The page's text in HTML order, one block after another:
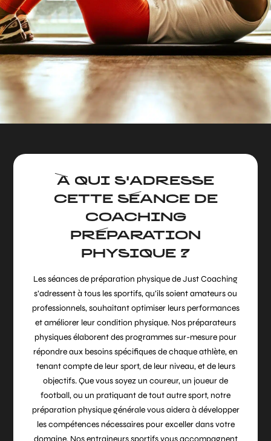
À QUI S'ADRESSE
CETTE SÉANCE DE
COACHING
PRÉPARATION
PHYSIQUE ?
Les séances de préparation physique de Just Coaching
s’adressent à tous les sportifs, qu’ils soient amateurs ou
professionnels, souhaitant optimiser leurs performances
et améliorer leur condition physique. Nos préparateurs
physiques élaborent des programmes sur-mesure pour
répondre aux besoins spécifiques de chaque athlète, en
tenant compte de leur sport, de leur niveau, et de leurs
objectifs. Que vous soyez un coureur, un joueur de
football, ou un pratiquant de tout autre sport, notre
préparation physique générale vous aidera à développer
les compétences nécessaires pour exceller dans votre
domaine. Nos entraineurs sportifs vous accompagnent